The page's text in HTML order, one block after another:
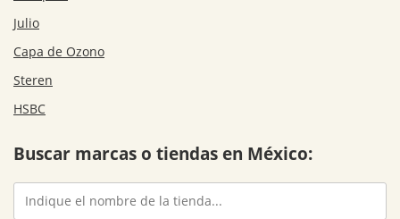
Julio
Capa de Ozono
Steren
HSBC
Buscar marcas o tiendas en México: